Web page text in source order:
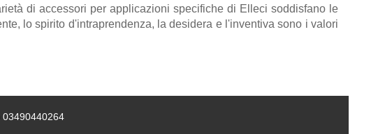
di accessori per applicazioni specifiche di Elleci soddisfano le
lo spirito d'intraprendenza, la desidera e l'inventiva sono i valori